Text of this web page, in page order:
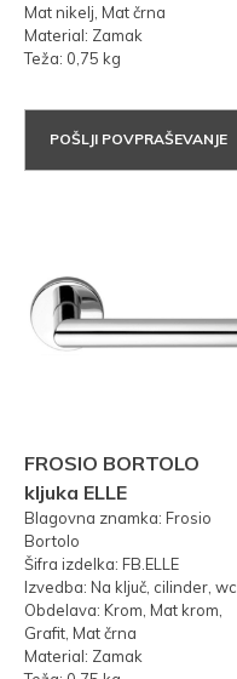
Mat nikelj, Mat črna
Material: Zamak
Teža: 0,75 kg
POŠLJI POVPRAŠEVANJE
FROSIO BORTOLO
kljuka ELLE
Blagovna znamka: Frosio
Bortolo
Šifra izdelka: FB.ELLE
Izvedba: Na ključ, cilinder, wc
Obdelava: Krom, Mat krom,
Grafit, Mat črna
Material: Zamak